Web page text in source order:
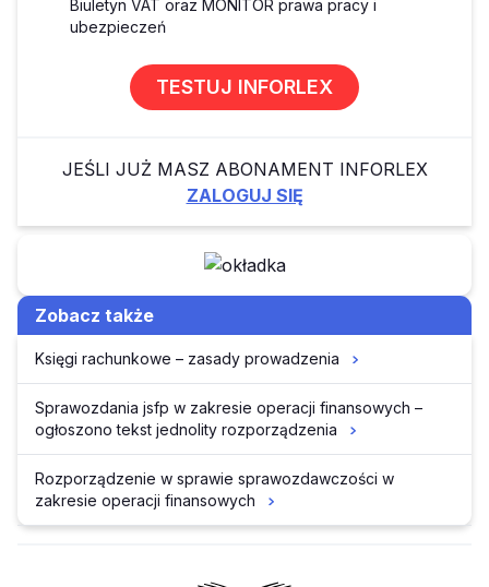
Biuletyn VAT oraz MONITOR prawa pracy i
ubezpieczeń
TESTUJ INFORLEX
JEŚLI JUŻ MASZ ABONAMENT INFORLEX
ZALOGUJ SIĘ
Zobacz także
Księgi rachunkowe – zasady prowadzenia
Sprawozdania jsfp w zakresie operacji finansowych –
ogłoszono tekst jednolity rozporządzenia
Rozporządzenie w sprawie sprawozdawczości w
zakresie operacji finansowych